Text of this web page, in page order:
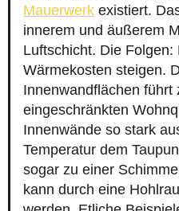
Mauerwerk existiert.
innerem und äußerem
Luftschicht. Die
Wärmekosten steigen.
Innenwandflächen führt
eingeschränkten
Innenwände so stark
Temperatur dem
sogar zu einer
kann durch eine